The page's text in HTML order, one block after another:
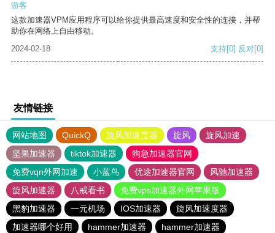
游客
这款加速器VPM应用程序可以给你提供最高速度和安全性的连接，并帮
助你在网络上自由移动。
2024-02-18
支持[0] 反对[0]
友情链接
网站地图 QuickQ 旋风加速度器 旋风
旋风加速
坚果加速器
tiktok加速器
狗急加速器官网
免费vqn外网加速
小蓝鸟 优途加速器官网
风驰加速器
旋风加速器
八戒看书
免费vps加速器外网苹果版
黑豹加速器
一元机场 IOS加速器
旋风加速度器
加速器哪个好用
hammer加速器
hammer加速器